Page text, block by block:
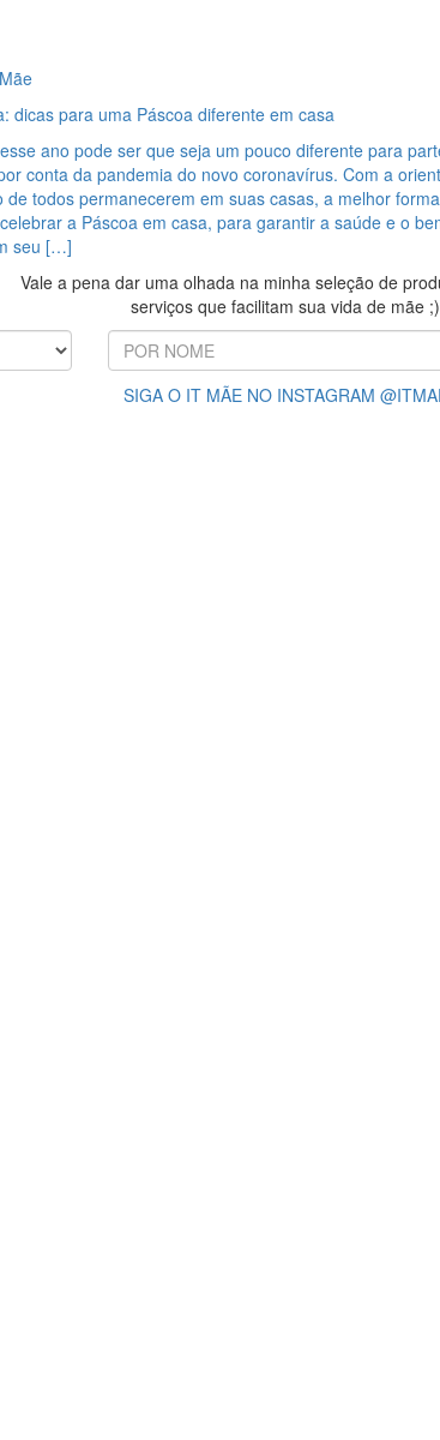
dicas para uma Páscoa diferente em casa
ano pode ser que seja um pouco diferente para
conta da pandemia do novo coronavírus. Com a
de todos permanecerem em suas casas, a melhor
a Páscoa em casa, para garantir a saúde e o
seu […]
Vale a pena dar uma olhada na minha seleção de
serviços que facilitam sua vida de mãe ;)
SIGA O IT MÃE NO INSTAGRAM